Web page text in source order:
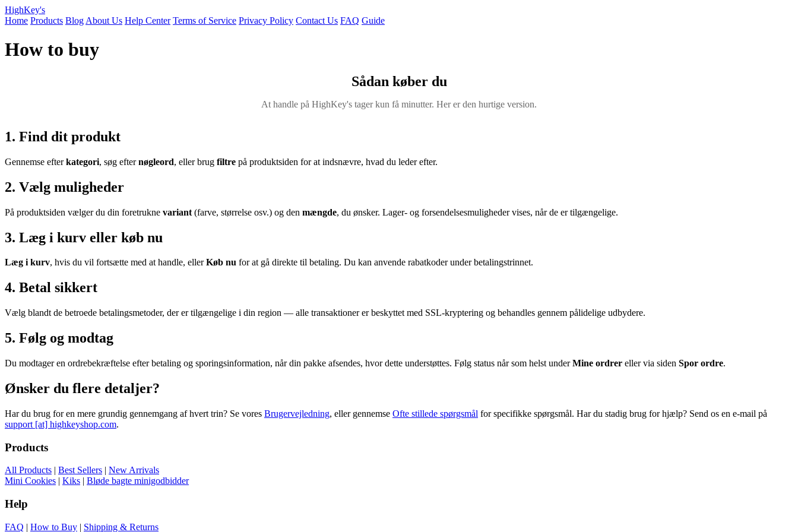
HighKey's
Home Products Blog About Us Help Center Terms of Service Privacy Policy Contact Us FAQ Guide
How to buy
Sådan køber du
At handle på HighKey's tager kun få minutter. Her er den hurtige version.
1. Find dit produkt
Gennemse efterkategori, søg efternøgleord, eller brug filtre på produktsiden for at indsnævre, hvad du leder efter.
2. Vælg muligheder
På produktsiden vælger du din foretrukne variant (farve, størrelse osv.) og den mængde, du ønsker. Lager- og forsendelsesmuligheder vises, når de er tilgængelige.
3. Læg i kurv eller køb nu
Læg i kurv, hvis du vil fortsætte med at handle, ellerKøb nu for at gå direkte til betaling. Du kan anvende rabatkoder under betalingstrinnet.
4. Betal sikkert
Vælg blandt de betroede betalingsmetoder, der er tilgængelige i din region — alle transaktioner er beskyttet med SSL-kryptering og behandles gennem pålidelige udbydere.
5. Følg og modtag
Du modtager en ordrebekræftelse efter betaling og sporingsinformation, når din pakke afsendes, hvor dette understøttes. Følg status når som helst underMine ordrer eller via siden Spor ordre.
Ønsker du flere detaljer?
Har du brug for en mere grundig gennemgang af hvert trin? Se vores Brugervejledning, eller gennemse Ofte stillede spørgsmål for specifikke spørgsmål. Har du stadig brug for hjælp? Send os en e-mail på
support [at] highkeyshop.com.
Products
All Products | Best Sellers | New Arrivals
Mini Cookies | Kiks | Bløde bagte minigodbidder
Help
FAQ | How to Buy | Shipping & Returns